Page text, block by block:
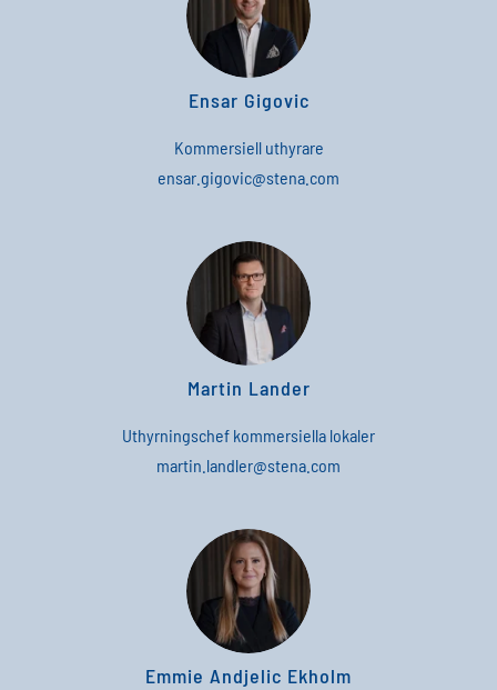
Ensar Gigovic
Kommersiell uthyrare
ensar gigovic@stena com
Martin Lander
Uthyrningschef kommersiella lokaler
martin landler@stena com
Emmie Andjelic Ekholm